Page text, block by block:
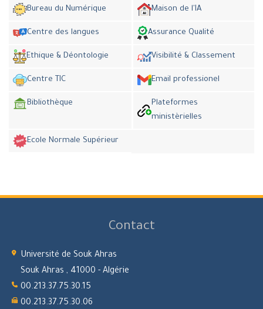
Bureau du Numérique Maison de l'IA
Centre des langues Assurance Qualité
Ethique & Déontologie Visibilité & Classement
Centre TIC Email professionel
Bibliothèque
Plateformes
ministèrielles
Ecole Normale Supérieur
Contact
Université de Souk Ahras
Souk Ahras , 41000 - Algérie
00.213.37.75.30.15
00.213.37.75.30.06